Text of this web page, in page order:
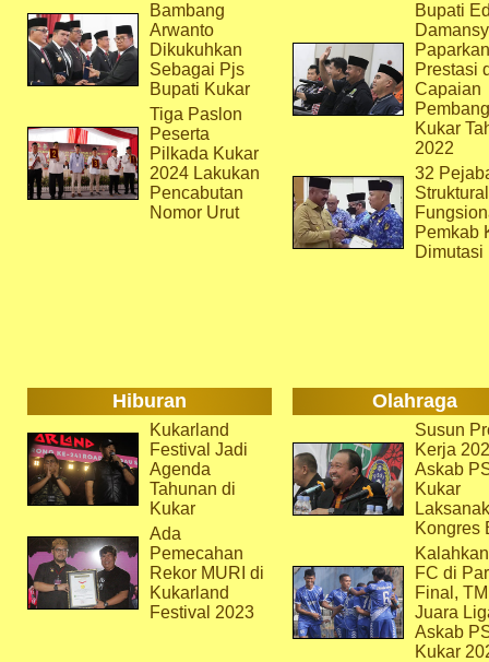
Bambang
Arwanto
Dikukuhkan
Sebagai Pjs
Bupati Kukar
Tiga Paslon
Peserta
Pilkada Kukar
2024 Lakukan
Pencabutan
Nomor Urut
Bupati
Paparkan
Prestasi
Capaian
Kukar
2022
32
Pemkab
Dimutasi
Hiburan Olahraga
Kukarland
Festival Jadi
Agenda
Tahunan di
Kukar
Ada
Pemecahan
Rekor MURI di
Kukarland
Festival 2023
Susun
Kerja
Askab
Kukar
Kongres
FC di
Final,
Juara
Askab
Kukar